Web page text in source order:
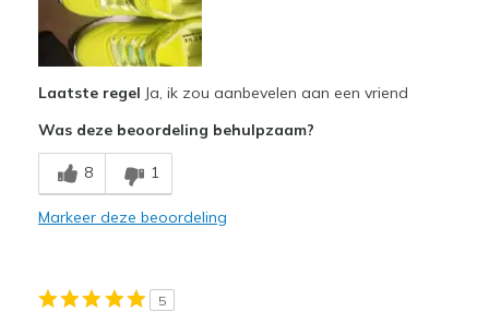
Comfortable
Durable
Stylish
Minpunten
Good Quality
Beste toepassingen
Width
Laatste regel Ja, ik zou aanbevelen aan een vriend
Was deze beoordeling behulpzaam?
8 1
Markeer deze beoordeling
5